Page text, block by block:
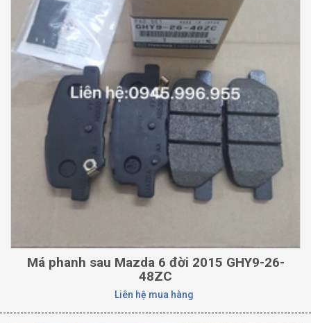
Má phanh sau Mazda 6 đời 2015 GHY9-26-
48ZC
Liên hệ mua hàng